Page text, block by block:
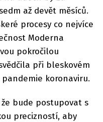
až devět měsíců.
procesy co nejvíce
Moderna
pokročilou
při bleskovém
koronaviru.
bude postupovat s
precizností, aby